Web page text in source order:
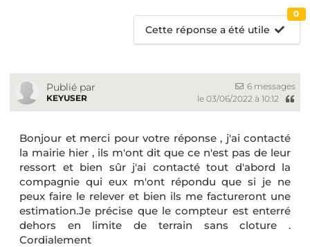
Cette réponse a été utile
0
Publié par
KEYUSER
6 messages
le 03/06/2022 à 10:12
Bonjour et merci pour votre réponse , j'ai contacté
la mairie hier , ils m'ont dit que ce n'est pas de leur
ressort et bien sûr j'ai contacté tout d'abord la
compagnie qui eux m'ont répondu que si je ne
peux faire le relever et bien ils me factureront une
estimation.Je précise que le compteur est enterré
dehors en limite de terrain sans cloture .
Cordialement